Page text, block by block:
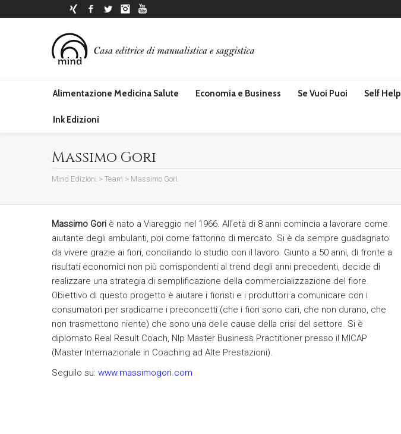
Xing Facebook
Twitter Instagram
Alimentazione Medicina Salute Economia e Business Se Vuoi Puoi Self Help
Ink Edizioni
Massimo Gori
Mind Edizioni > Team > Massimo Gori
Massimo Gori è nato a Viareggio nel 1966. All’età di 8 anni comincia a lavorare come
aiutante degli ambulanti, poi come fattorino di mercato. Si è da sempre guadagnato
da vivere grazie ai fiori, conciliando lo studio con il lavoro. Giunto a 50 anni, di fronte a
risultati economici non più corrispondenti al trend degli anni precedenti, decide di
realizzare una strategia di semplificazione della commercializzazione del fiore.
Obiettivo di questo progetto è aiutare i fioristi e i produttori a comunicare con i
consumatori per sradicarne i preconcetti (che i fiori sono cari, che non durano, che
non trasmettono niente) che sono una delle cause della crisi del settore. Si è
diplomato Real Result Coach, Nlp Master Business Practitioner presso il MICAP
(Master Internazionale in Coaching ad Alte Prestazioni).
Seguilo su: www.massimogori.com